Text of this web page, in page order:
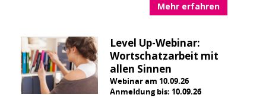
Mehr erfahren
Level Up-Webinar:
Wortschatzarbeit mit
allen Sinnen
Webinar am 10.09.26
Anmeldung bis: 10.09.26